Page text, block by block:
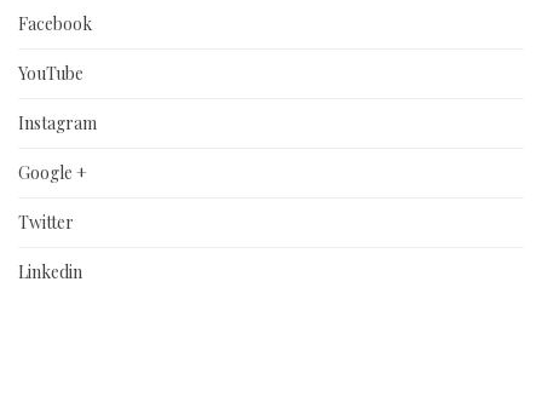
Facebook
YouTube
Instagram
Google +
Twitter
Linkedin